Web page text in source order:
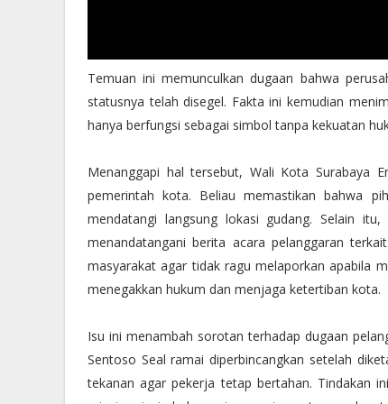
Temuan ini memunculkan dugaan bahwa
statusnya telah disegel. Fakta ini kemudian
hanya berfungsi sebagai simbol tanpa kekuatan
Menanggapi hal tersebut, Wali Kota Surabaya
pemerintah kota. Beliau memastikan bahwa
mendatangi langsung lokasi gudang. Selain
menandatangani berita acara pelanggaran
masyarakat agar tidak ragu melaporkan apabila
menegakkan hukum dan menjaga ketertiban kota.
Isu ini menambah sorotan terhadap dugaan
Sentoso Seal ramai diperbincangkan setelah
tekanan agar pekerja tetap bertahan. Tindakan